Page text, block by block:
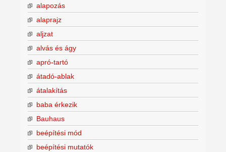
alapozás
alaprajz
aljzat
alvás és ágy
apró-tartó
átadó-ablak
átalakítás
baba érkezik
Bauhaus
beépítési mód
beépítési mutatók